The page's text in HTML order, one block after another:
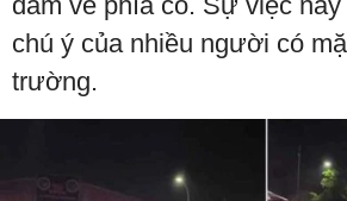
chú ý của nhiều người có
trường.